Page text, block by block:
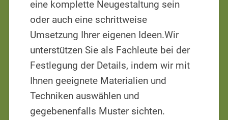
eine komplette Neugestaltung sein
oder auch eine schrittweise
Umsetzung Ihrer eigenen Ideen.Wir
unterstützen Sie als Fachleute bei der
Festlegung der Details, indem wir mit
Ihnen geeignete Materialien und
Techniken auswählen und
gegebenenfalls Muster sichten.